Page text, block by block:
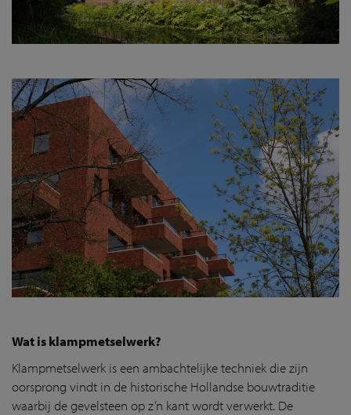
Wat is klampmetselwerk?
Klampmetselwerk is een ambachtelijke techniek die zijn
oorsprong vindt in de historische Hollandse bouwtraditie
waarbij de gevelsteen op z’n kant wordt verwerkt. De